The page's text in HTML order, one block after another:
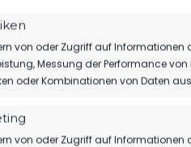
von oder Zugriff auf Informationen
Messung der Performance
oder Kombinationen von Daten
von oder Zugriff auf Informationen
ROTE